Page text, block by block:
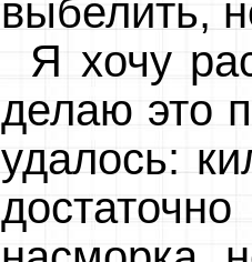
выбелить,
Я хочу
делаю это
удалось: